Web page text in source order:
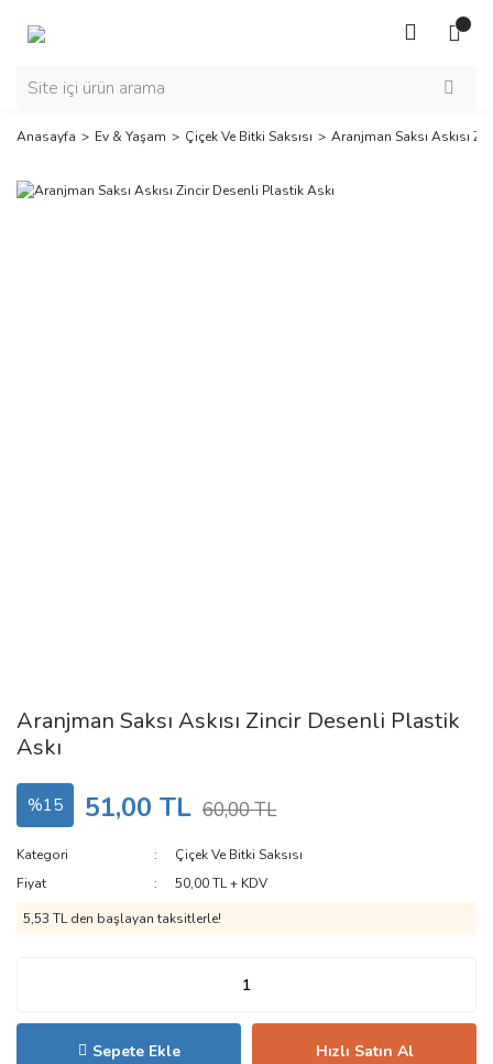
Anasayfa Ev & Yaşam Çiçek Ve Bitki Saksısı Aranjman Saksı Askısı
Aranjman Saksı Askısı Zincir Desenli Plastik
Askı
%15 51,00 TL 60,00 TL
Kategori
Çiçek Ve Bitki Saksısı
Fiyat
50,00 TL + KDV
5,53 TL den başlayan taksitlerle!
Sepete Ekle Hızlı Satın Al